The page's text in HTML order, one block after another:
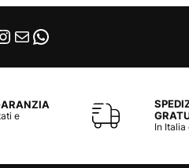
EmailWhatsApp
e
In